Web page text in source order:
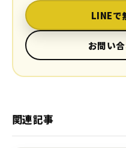
LINEで
お問い
関連記事